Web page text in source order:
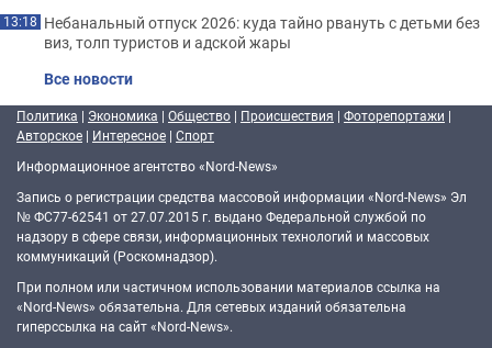
13:18 Небанальный отпуск 2026: куда тайно рвануть с детьми без
виз, толп туристов и адской жары
Все новости
Политика | Экономика | Общество | Происшествия | Фоторепортажи |
Авторское | Интересное | Спорт
Информационное агентство «Nord-News»
Запись о регистрации средства массовой информации «Nord-News» Эл
№ ФС77-62541 от 27.07.2015 г. выдано Федеральной службой по
надзору в сфере связи, информационных технологий и массовых
коммуникаций (Роскомнадзор).
При полном или частичном использовании материалов ссылка на
«Nord-News» обязательна. Для сетевых изданий обязательна
гиперссылка на сайт «Nord-News».